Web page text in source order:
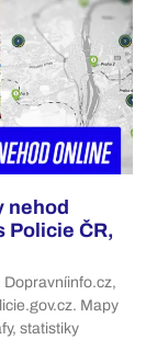
nehod
Policie ČR,
Dopravníinfo.cz,
Mapy
statistiky